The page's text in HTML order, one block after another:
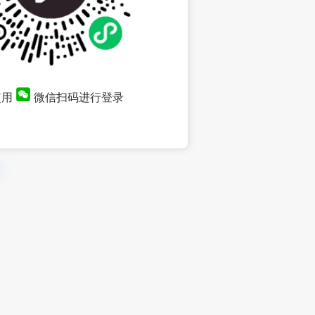
微信扫码进行登录